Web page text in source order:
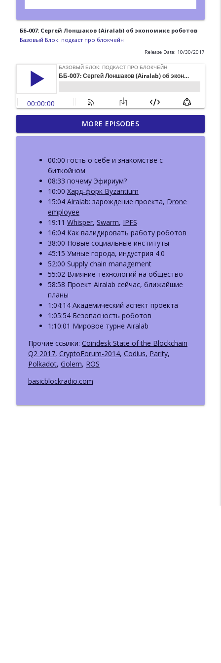
ББ-007: Сергей Лоншаков (Airalab) об экономике роботов
Базовый Блок: подкаст про блокчейн
Release Date: 10/30/2017
ББ-223: DWeb Camp.
Децентрализованный веб вне
info_outline
ББ-222: Иван Козлов (Resolv) о жизни
после взлома и новом продукте
Базовый Блок: подкаст про блокчейн
ББ-221: Пост-квантовая криптография.
Bitcoin и Ethereum
Базовый Блок: подкаст про блокчейн
ББ-220: Пост-квантовая криптография.
Часть 1: теория и стандарты
Базовый Блок: подкаст про блокчейн
ББ-219: Василий Шаповалов: Lido,
Ethereum и DeFi в новой реальности
Базовый Блок: подкаст про блокчейн
ББ 218: Григорий Осипов:
Крипторасследования и границы
приватности в блокчейне
MORE EPISODES
00:00 гость о себе и знакомстве с
биткойном
08:33 почему Эфириум?
10:00 Хард-форк Byzantium
15:04 Airalab: зарождение проекта, Drone
employee
19:11 Whisper, Swarm, IPFS
16:04 Как валидировать работу роботов
38:00 Новые социальные институты
45:15 Умные города, индустрия 4.0
52:00 Supply chain management
55:02 Влияние технологий на общество
58:58 Проект Airalab сейчас, ближайшие
планы
1:04:14 Академический аспект проекта
1:05:54 Безопасность роботов
1:10:01 Мировое турне Airalab
Прочие ссылки: Coindesk State of the Blockchain
Q2 2017, CryptoForum-2014, Codius, Parity,
Polkadot, Golem, ROS
basicblockradio.com